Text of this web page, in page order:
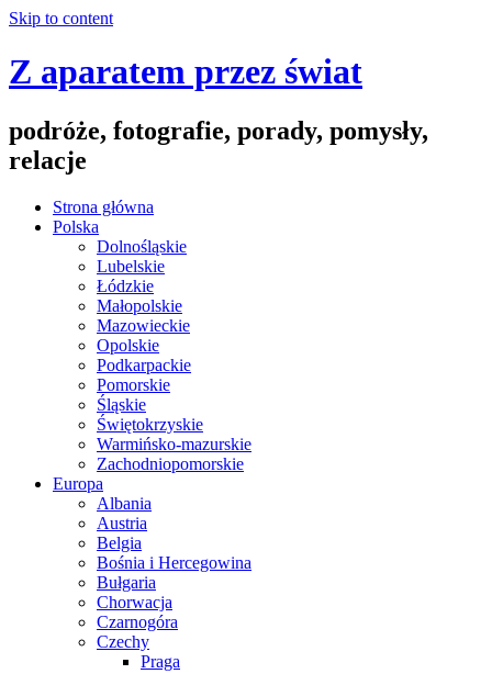
Skip to content
Z aparatem przez świat
podróże, fotografie, porady, pomysły,
relacje
Strona główna
Polska
Dolnośląskie
Lubelskie
Łódzkie
Małopolskie
Mazowieckie
Opolskie
Podkarpackie
Pomorskie
Śląskie
Świętokrzyskie
Warmińsko-mazurskie
Zachodniopomorskie
Europa
Albania
Austria
Belgia
Bośnia i Hercegowina
Bułgaria
Chorwacja
Czarnogóra
Czechy
Praga